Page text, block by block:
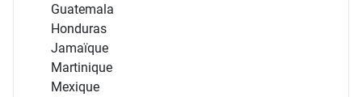
Guatemala
Honduras
Jamaïque
Martinique
Mexique